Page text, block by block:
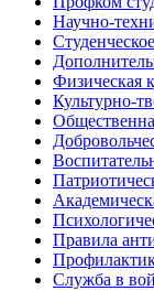
Научно-
Физическая
Культурно-
Правила
Служба в